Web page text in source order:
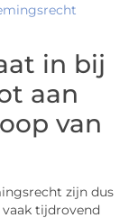
in bij
aan
van
zijn dus
tijdrovend